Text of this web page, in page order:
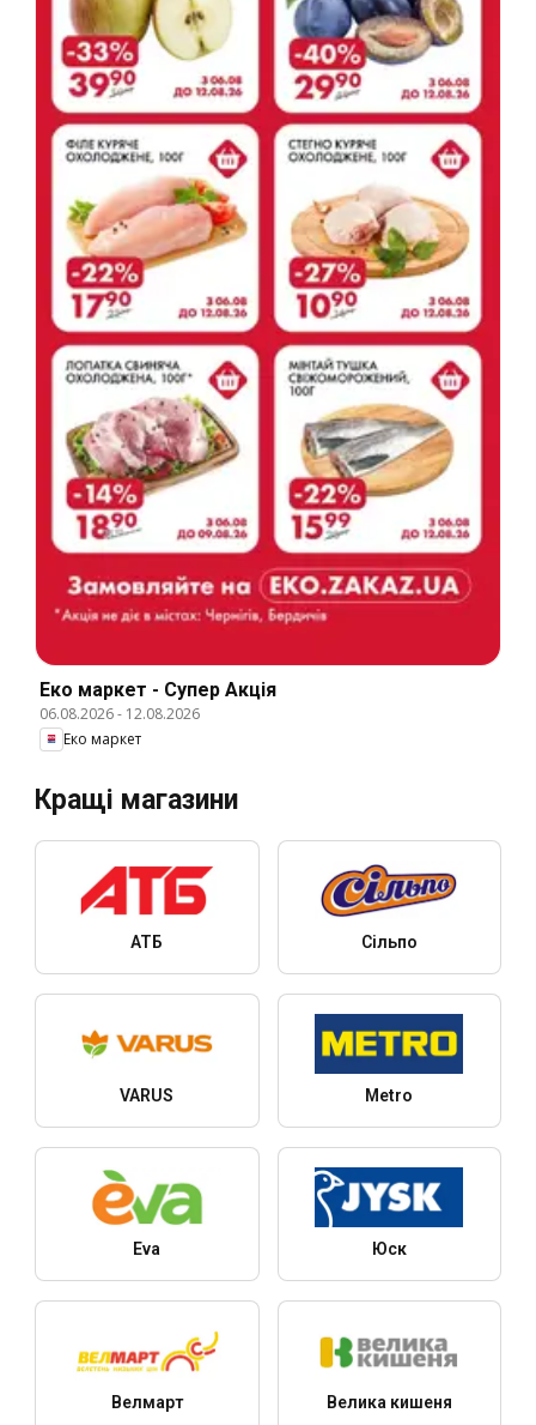
Еко маркет - Супер Акція
06.08.2026- 12.08.2026
Еко маркет
Кращі магазини
АТБ Сільпо
VARUS Metro
Eva Юск
Велмарт Велика кишеня